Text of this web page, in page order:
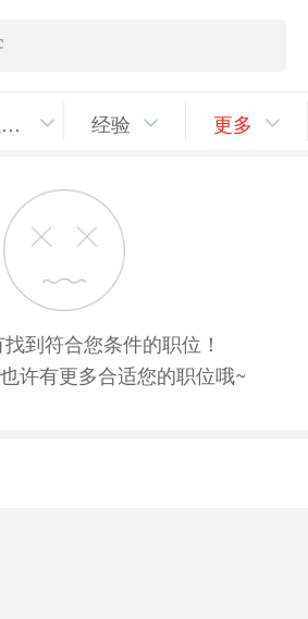
1万以上/月 经验 更多
到符合您条件的职位！
许有更多合适您的职位哦~